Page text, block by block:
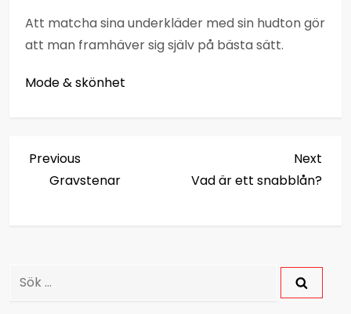
Att matcha sina underkläder med sin hudton gör
att man framhäver sig själv på bästa sätt.
Mode & skönhet
I
ä
Previous
Post
Previous
Gravstenar
Post
Next
Vad är ett snabblån?
Sök